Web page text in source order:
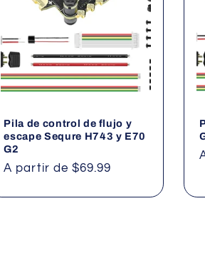
Pila de control de flujo y
escape Sequre H743 y E70
G2
Precio
A partir de $69.99